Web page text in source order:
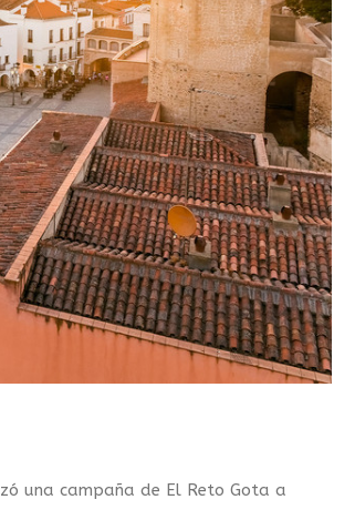
una campaña de El Reto Gota a